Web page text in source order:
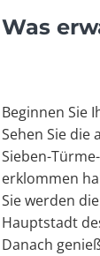
Was
Beginnen Sie
Sehen Sie
Sieben-
erklommen
Sie werden
Hauptstadt
Danach